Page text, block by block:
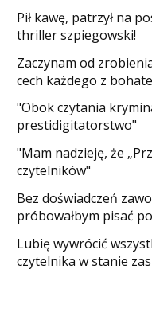
​Pił kawę, patrzył na
thriller szpiegowski!
Zaczynam od
cech każdego z
"Obok czytania
prestidigitatorstwo"
"Mam nadzieję, że
czytelników"
Bez doświadczeń
próbowałbym pisać
​Lubię wywrócić
czytelnika w stanie